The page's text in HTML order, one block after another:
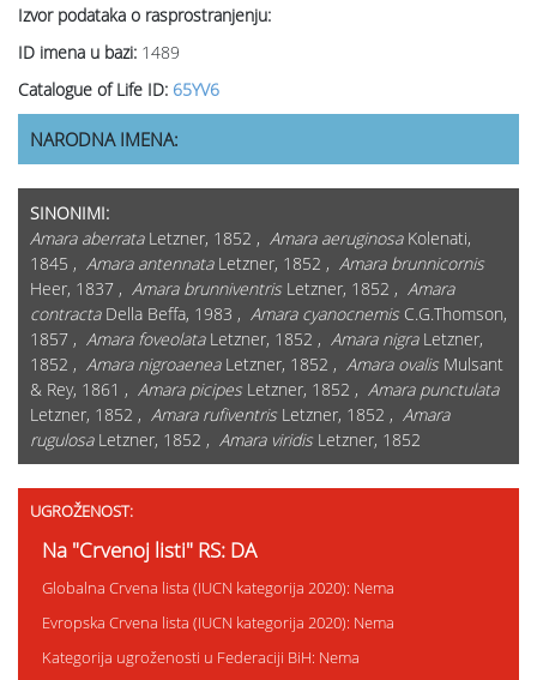
Izvor podataka o rasprostranjenju:
ID imena u bazi: 1489
Catalogue of Life ID: 65YV6
NARODNA IMENA:
SINONIMI:
Amara aberrata Letzner, 1852 , Amara aeruginosa Kolenati,
1845 , Amara antennata Letzner, 1852 , Amara brunnicornis
Heer, 1837 , Amara brunniventris Letzner, 1852 , Amara
contracta Della Beffa, 1983 , Amara cyanocnemis C.G.Thomson,
1857 , Amara foveolata Letzner, 1852 , Amara nigra Letzner,
1852 , Amara nigroaenea Letzner, 1852 , Amara ovalis Mulsant
& Rey, 1861 , Amara picipes Letzner, 1852 , Amara punctulata
Letzner, 1852 , Amara rufiventris Letzner, 1852 , Amara
rugulosa Letzner, 1852 , Amara viridis Letzner, 1852
UGROŽENOST:
Na "Crvenoj listi" RS: DA
Globalna Crvena lista (IUCN kategorija 2020): Nema
Evropska Crvena lista (IUCN kategorija 2020): Nema
Kategorija ugroženosti u Federaciji BiH: Nema